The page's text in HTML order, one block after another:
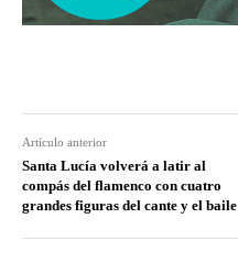
Artículo anterior
Santa Lucía volverá a latir al
compás del flamenco con cuatro
grandes figuras del cante y el baile